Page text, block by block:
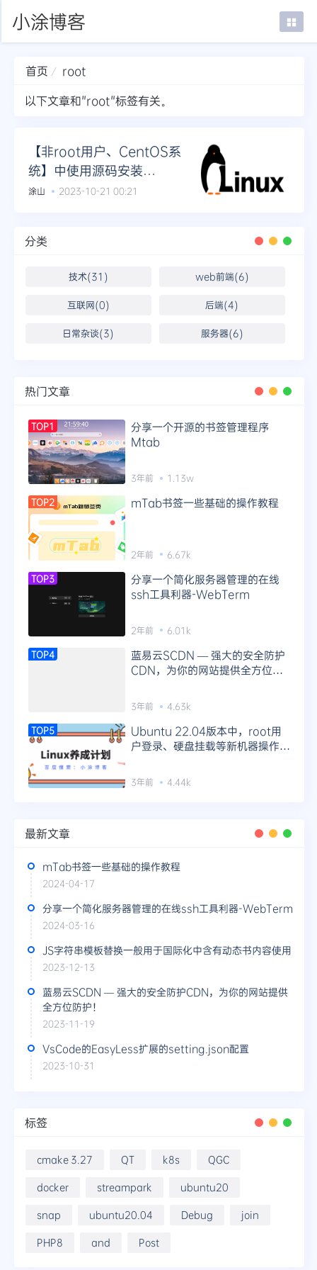
小涂博客
mTab书签
登录
首页
root
以下文章和"root"标签有关。
【非root用户、CentOS系
统】中使用源码安装
gcc/g++的教程
涂山 2023-10-21 00:21
分类
技术(31) web前端(6)
后端(4)
互联网(0)
服务器(6)
日常杂谈(3)
热门文章
TOP1
分享一个开源的书签管理程序
Mtab
3年前 1.13w
TOP2 mTab书签一些基础的操作教程
2年前 6.67k
TOP3
分享一个简化服务器管理的在线
ssh工具利器-WebTerm
2年前 6.01k
TOP4
蓝易云SCDN — 强大的安全防护
CDN，为你的网站提供全方位防
3年前 4.63k
TOP5
Ubuntu 22.04版本中，root用
户登录、硬盘挂载等新机器操作指
3年前 4.44k
最新文章
mTab书签一些基础的操作教程
2024-04-17
分享一个简化服务器管理的在线ssh工具利器-WebTerm
2024-03-16
JS字符串模板替换一般用于国际化中含有动态书内容使用
2023-12-13
蓝易云SCDN — 强大的安全防护CDN，为你的网站提供
全方位防护！
2023-11-19
VsCode的EasyLess扩展的setting.json配置
2023-10-31
标签
cmake 3.27 QT k8s QGC
docker streampark ubuntu20
snap ubuntu20.04 Debug join
PHP8 and Post